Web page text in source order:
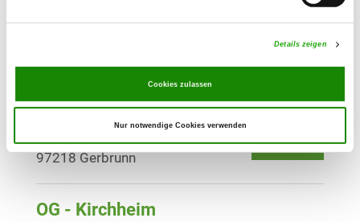
Details zeigen
Cookies zulassen
Nur notwendige Cookies verwenden
OG - Ochsenfurt e.V.
97199 Ochsenfurt
OG - Würzburg e.V.
Details
Im Grund
97218 Gerbrunn
OG - Kirchheim